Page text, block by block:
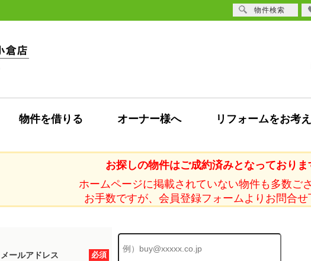
物件を借りる オーナー様へ リフォームをお考
お探しの物件はご成約済みとなっておりま
ホームページに掲載されていない物件も多数ご
お手数ですが、会員登録フォームよりお問合せ
必須
メールアドレス
物件検索